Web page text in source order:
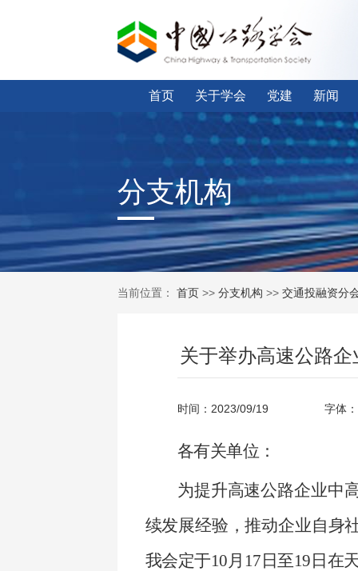
首页 关于学会 党建 新闻
分支机构
当前位置： 首页>> 分支机构 >> 交通投融资分
关于举办高速公路
时间：2023/09/19 字体
各有关单位：
为提升高速公路企业中
续发展经验，推动企业自身
我会定于10月17日至19日在